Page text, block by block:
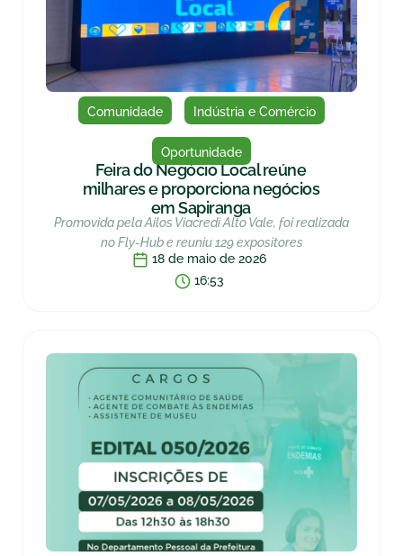
Comunidade Indústria e Comércio
Oportunidade
Feira do Negócio Local reúne
milhares e proporciona negócios
em Sapiranga
Promovida pela Ailos Viacredi Alto Vale, foi realizada
no Fly-Hub e reuniu 129 expositores
18 de maio de 2026
16:53